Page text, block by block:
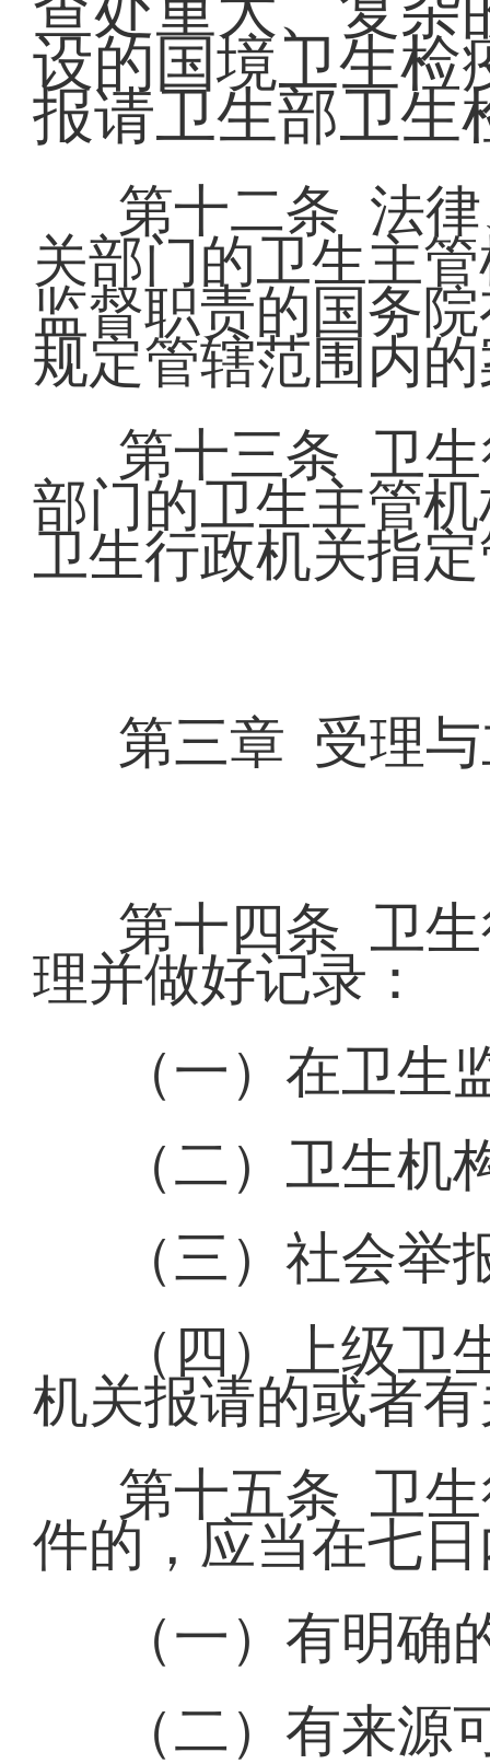
设的国境卫生检
报请卫生部卫生
第十二条 法
关部门的卫生主
监督职责的国务
规定管辖范围内
第十三条 卫
部门的卫生主管
卫生行政机关指
第三章 受理
第十四条 卫
理并做好记录：
（一）在卫
（二）卫生机
（三）社会举
（四）上级
机关报请的或者
第十五条 卫
件的，应当在七
（一）有明
（二）有来源